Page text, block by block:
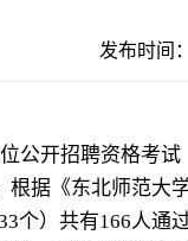
发布时间
开招聘资格考试
根据《东北师范大
个）共有166人通